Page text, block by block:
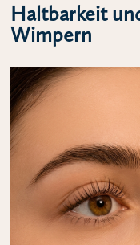
Haltbarkeit
Wimpern